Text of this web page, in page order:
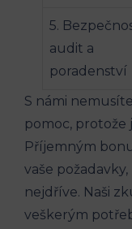
5.
audit a
poradenství
S námi
pomoc, protože
Příjemným
vaše
nejdříve. Naši
veškerým